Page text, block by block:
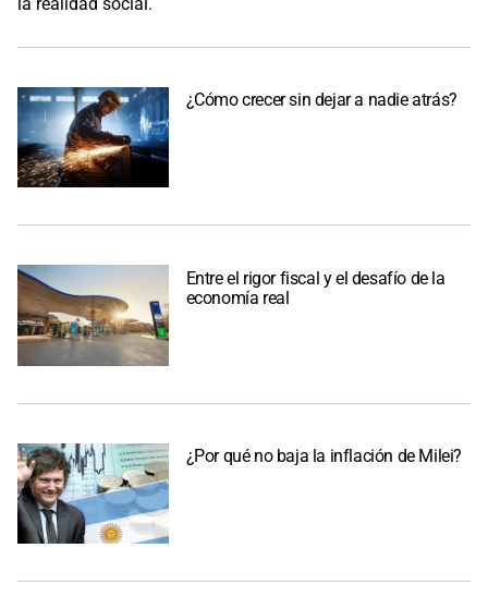
¿Cómo crecer sin dejar a nadie atrás?
Entre el rigor fiscal y el desafío de la
economía real
¿Por qué no baja la inflación de Milei?